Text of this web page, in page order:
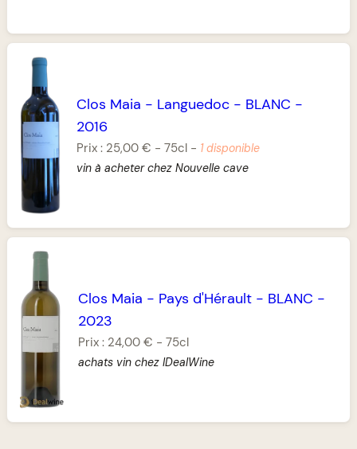
Clos Maia - Languedoc- BLANC -
2016
Prix : 25,00 € - 75cl- 1 disponible
vin à acheter chez Nouvelle cave
Clos Maia - Pays d'Hérault- BLANC -
2023
Prix : 24,00 € - 75cl
achats vin chez IDealWine